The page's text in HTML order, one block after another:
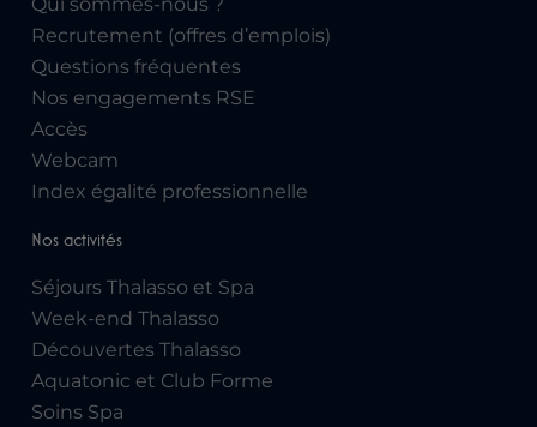
Recrutement (offres d’emplois)
Questions fréquentes
Nos engagements RSE
Accès
Webcam
Index égalité professionnelle
Nos activités
Séjours Thalasso et Spa
Week-end Thalasso
Découvertes Thalasso
Aquatonic et Club Forme
Soins Spa